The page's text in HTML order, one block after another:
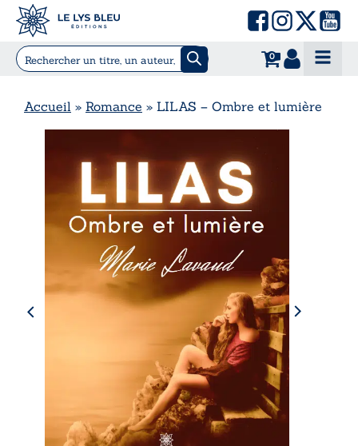
0
Accueil » Romance » LILAS – Ombre et lumière